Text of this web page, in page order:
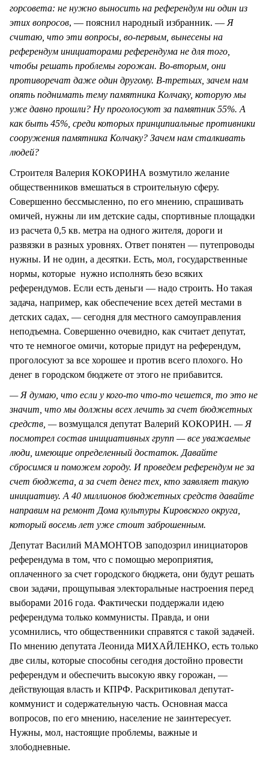
горсовета: не нужно выносить на референдум ни один из
этих вопросов, — пояснил народный избранник. — Я
считаю, что эти вопросы, во-первым, вынесены на
референдум инициаторами референдума не для того,
чтобы решать проблемы горожан. Во-вторым, они
противоречат даже один другому. В-третьих, зачем нам
опять поднимать тему памятника Колчаку, которую мы
уже давно прошли? Ну проголосуют за памятник 55%. А
как быть 45%, среди которых принципиальные противники
сооружения памятника Колчаку? Зачем нам сталкивать
людей?
Строителя Валерия КОКОРИНА возмутило желание
общественников вмешаться в строительную сферу.
Совершенно бессмысленно, по его мнению, спрашивать
омичей, нужны ли им детские сады, спортивные площадки
из расчета 0,5 кв. метра на одного жителя, дороги и
развязки в разных уровнях. Ответ понятен — путепроводы
нужны. И не один, а десятки. Есть, мол, государственные
нормы, которые нужно исполнять безо всяких
референдумов. Если есть деньги — надо строить. Но такая
задача, например, как обеспечение всех детей местами в
детских садах, — сегодня для местного самоуправления
неподъемна. Совершенно очевидно, как считает депутат,
что те немногое омичи, которые придут на референдум,
проголосуют за все хорошее и против всего плохого. Но
денег в городском бюджете от этого не прибавится.
— Я думаю, что если у кого-то что-то чешется, то это не
значит, что мы должны всех лечить за счет бюджетных
средств, —возмущался депутат Валерий КОКОРИН. — Я
посмотрел состав инициативных групп — все уважаемые
люди, имеющие определенный достаток. Давайте
сбросимся и поможем городу. И проведем референдум не за
счет бюджета, а за счет денег тех, кто заявляет такую
инициативу. А 40 миллионов бюджетных средств давайте
направим на ремонт Дома культуры Кировского округа,
который восемь лет уже стоит заброшенным.
Депутат Василий МАМОНТОВ заподозрил инициаторов
референдума в том, что с помощью мероприятия,
оплаченного за счет городского бюджета, они будут решать
свои задачи, прощупывая электоральные настроения перед
выборами 2016 года. Фактически поддержали идею
референдума только коммунисты. Правда, и они
усомнились, что общественники справятся с такой задачей.
По мнению депутата Леонида МИХАЙЛЕНКО, есть только
две силы, которые способны сегодня достойно провести
референдум и обеспечить высокую явку горожан, —
действующая власть и КПРФ. Раскритиковал депутат-
коммунист и содержательную часть. Основная масса
вопросов, по его мнению, население не заинтересует.
Нужны, мол, настоящие проблемы, важные и
злободневные.